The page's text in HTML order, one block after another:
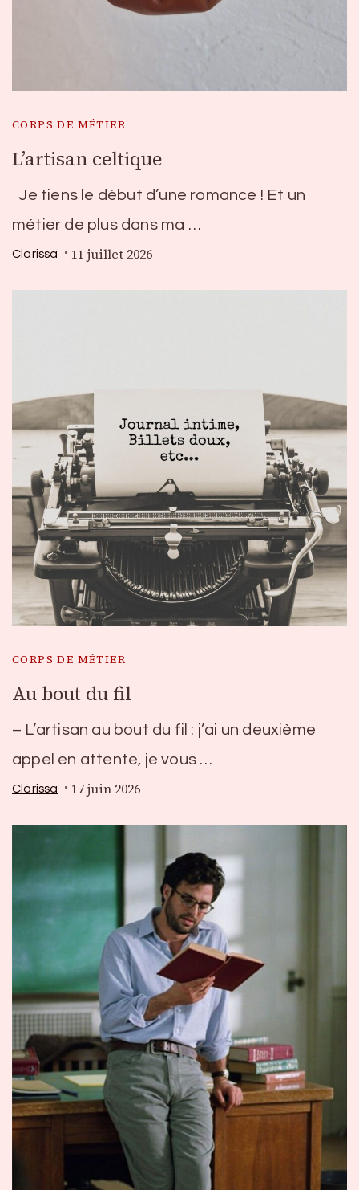
CORPS DE MÉTIER
L’artisan celtique
Je tiens le début d’une romance ! Et un
métier de plus dans ma …
Clarissa 11 juillet 2026
CORPS DE MÉTIER
Au bout du fil
– L’artisan au bout du fil : j’ai un deuxième
appel en attente, je vous …
Clarissa 17 juin 2026